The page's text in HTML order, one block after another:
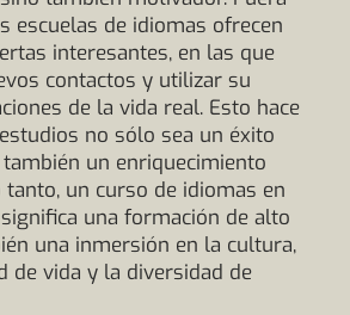
escuelas de idiomas ofrecen
interesantes, en las que
contactos y utilizar su
de la vida real. Esto hace
no sólo sea un éxito
un enriquecimiento
un curso de idiomas en
una formación de alto
una inmersión en la cultura,
de vida y la diversidad de